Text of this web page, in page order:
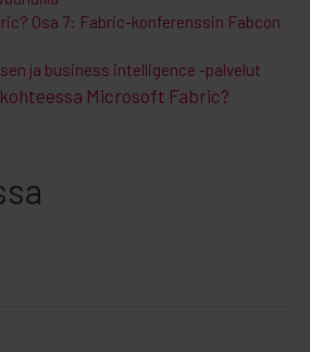
Osa 7: Fabric-konferenssin Fabcon
ja business intelligence -palvelut
Microsoft Fabric?